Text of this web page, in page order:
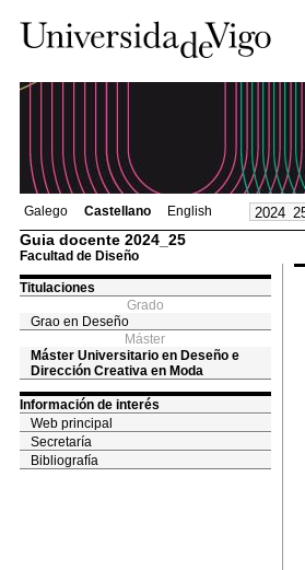
Galego Castellano English
Guia docente 2024_25
Facultad de Diseño
Titulaciones
Grado
Grao en Deseño
Máster
Máster Universitario en Deseño e
Dirección Creativa en Moda
Información de interés
Web principal
Secretaría
Bibliografía